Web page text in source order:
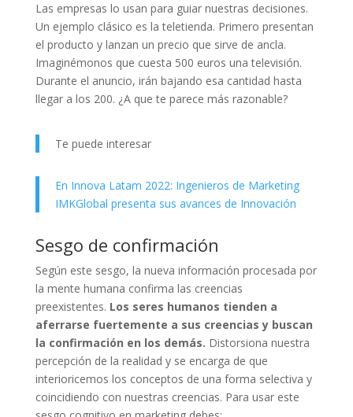
Las empresas lo usan para guiar nuestras decisiones.
Un ejemplo clásico es la teletienda. Primero presentan
el producto y lanzan un precio que sirve de ancla.
Imaginémonos que cuesta 500 euros una televisión.
Durante el anuncio, irán bajando esa cantidad hasta
llegar a los 200. ¿A que te parece más razonable?
Te puede interesar
En Innova Latam 2022: Ingenieros de Marketing
IMKGlobal presenta sus avances de Innovación
Sesgo de confirmación
Según este sesgo, la nueva información procesada por
la mente humana confirma las creencias
preexistentes. Los seres humanos tienden a
aferrarse fuertemente a sus creencias y buscan
la confirmación en los demás. Distorsiona nuestra
percepción de la realidad y se encarga de que
interioricemos los conceptos de una forma selectiva y
coincidiendo con nuestras creencias. Para usar este